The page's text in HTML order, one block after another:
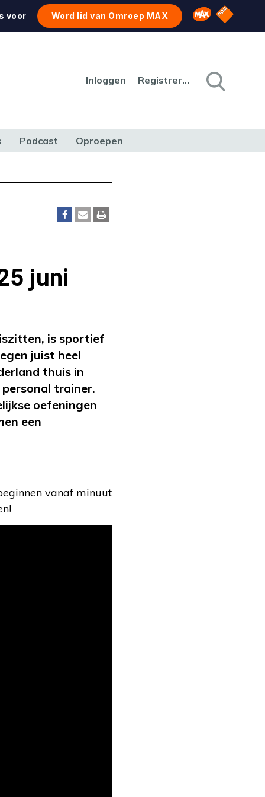
voor Word lid van Omroep MAX Omroep MAX
NPO
Inloggen Registreren
Podcast Oproepen
juni
is sportief
juist heel
thuis in
trainer.
oefeningen
een
vanaf minuut